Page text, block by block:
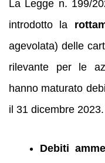
La Legge n. 199/
introdotto la
agevolata) delle
rilevante per le
hanno maturato
il 31 dicembre
Debiti